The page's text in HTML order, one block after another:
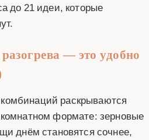
до 21 идеи, которые
— это удобно
раскрываются
формате: зерновые
днём становятся сочнее,